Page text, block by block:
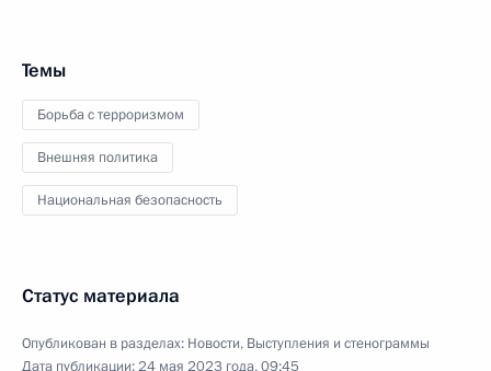
Темы
Борьба с терроризмом
Внешняя политика
Национальная безопасность
Статус материала
Опубликован в разделах: Новости, Выступления и стенограммы
Дата публикации:24 мая 2023 года, 09:45